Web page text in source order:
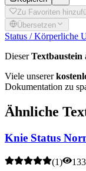
Zu Favoriten
Übersetzen
Status / Körperliche
DieserTextbaustein
Viele unserer
Dokumentation zu
Ähnliche
Knie Status
(1)